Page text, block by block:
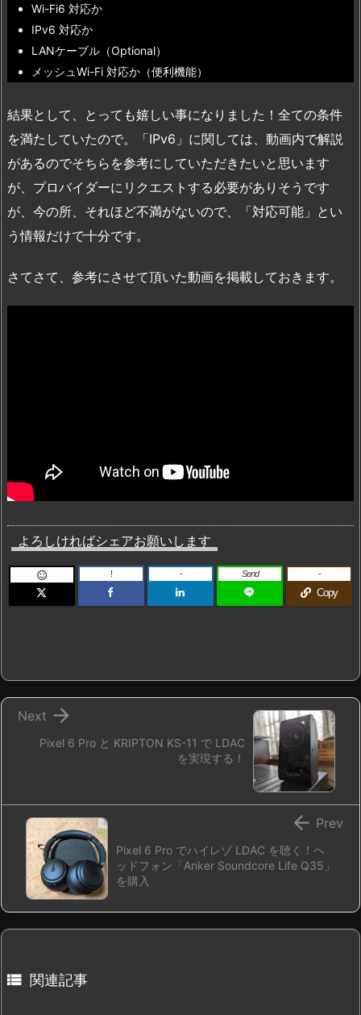
Wi-Fi6 対応か
IPv6 対応か
LANケーブル（Optional）
メッシュWi-Fi 対応か（便利機能）
結果として、とっても嬉しい事になりました！全ての条件
を満たしていたので。「IPv6」に関しては、動画内で解説
があるのでそちらを参考にしていただきたいと思います
が、プロバイダーにリクエストする必要がありそうです
が、今の所、それほど不満がないので、「対応可能」とい
う情報だけで十分です。
さてさて、参考にさせて頂いた動画を掲載しておきます。
よろしければシェアお願いします
 ! - Send
Copy
-
Pixel 6 Pro と KRIPTON KS-11 で LDAC
を実現する！

Next
Pixel 6 Pro でハイレゾ LDAC を聴く！ヘ
ッドフォン「Anker Soundcore Life Q35」
を購入
 Prev
 関連記事